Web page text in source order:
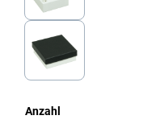
Anzahl